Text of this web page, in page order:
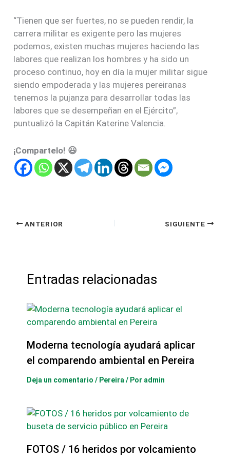
“Tienen que ser fuertes, no se pueden rendir, la
carrera militar es exigente pero las mujeres
podemos, existen muchas mujeres haciendo las
labores que realizan los hombres y ha sido un
proceso continuo, hoy en día la mujer militar sigue
siendo empoderada y las mujeres pereiranas
tenemos la pujanza para desarrollar todas las
labores que se desempeñan en el Ejército”,
puntualizó la Capitán Katerine Valencia.
¡Compartelo! 😃
ANTERIOR SIGUIENTE
Entradas relacionadas
Moderna tecnología ayudará aplicar
el comparendo ambiental en Pereira
Deja un comentario / Pereira / Por admin
FOTOS / 16 heridos por volcamiento